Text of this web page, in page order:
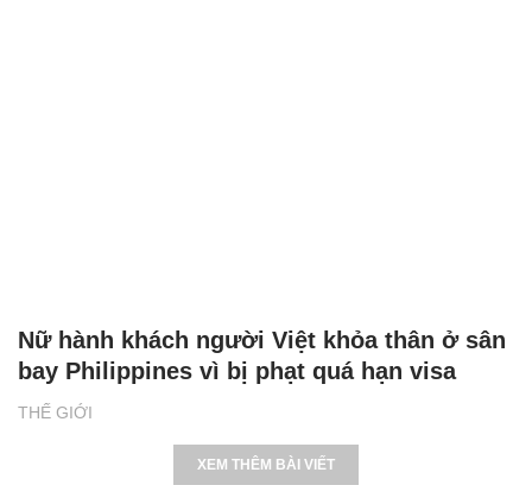
THẾ GIỚI
Nữ hành khách người Việt khỏa thân ở sân
bay Philippines vì bị phạt quá hạn visa
XEM THÊM BÀI VIẾT